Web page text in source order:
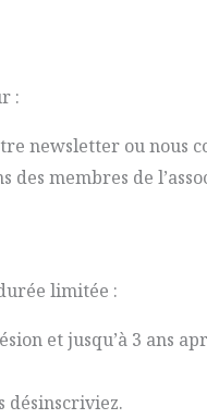
:
newsletter ou nous
des membres de
limitée :
et jusqu’à 3 ans
désinscriviez.